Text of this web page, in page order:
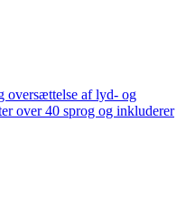
oversættelse af lyd- og
over 40 sprog og inkluderer